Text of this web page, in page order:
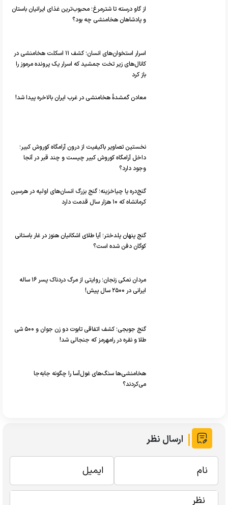
از گاو درسته تا شترمرغ؛ محبوب‌ترین غذای ایرانیان باستان
و پادشاهان هخامنشی چه بود؟
اسرار استخوان‌های انسان؛ کشف ۱۱ اسکلت هخامنشی در
کانال‌های زیر تخت جمشید که اسرار یک پرونده مرموز را
باز کرد
معادن گمشدۀ هخامنشی در غرب ایران بالاخره پیدا شد!
نخستین تصاویر باکیفیت از درون آرامگاه کوروش کبیر؛
داخل آرامگاه کوروش کبیر چیست و چند قبر در آنجا
وجود دارد؟
گنج‌دره یا چیاخزینه؛ گنج بزرگ انسان‌های اولیه در هرسین
کرمانشاه که ۱۰ هزار سال قدمت دارد
گنج پنهان پلدختر؛ آیا طلای اشکانیان هنوز در غار باستانی
کوگان دفن شده است؟
مردان نمکی زنجان؛ روایتی از مرگ دردناک پسر ۱۶ ساله
ایرانی در ۲۵۰۰ سال پیش!
گنج جوبجی؛ کشف اتفاقی تابوت دو زن جوان و ۵۰۰ شی
طلا و نقره در رامهرمز که جنجالی شد!
هخامنشی‌ها سنگ‌های غول‌آسا را چگونه جابه‌جا
می‌کردند؟
ارسال نظر